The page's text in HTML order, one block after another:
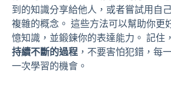
到的知識分享給他人，或者嘗試用自
複雜的概念。 這些方法可以幫助你更
憶知識，並鍛鍊你的表達能力。 記住，
持續不斷的過程 ，不要害怕犯錯，每
一次學習的機會。